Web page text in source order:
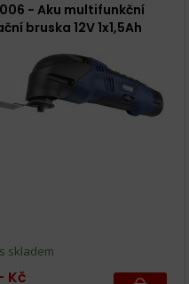
- Aku multifunkční
bruska 12V 1x1,5Ah
skladem
Kč